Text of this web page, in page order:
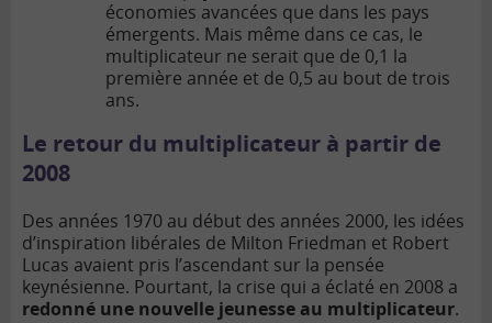
économies avancées que dans les pays
émergents. Mais même dans ce cas, le
multiplicateur ne serait que de 0,1 la
première année et de 0,5 au bout de trois
ans.
Le retour du multiplicateur à partir de
2008
Des années 1970 au début des années 2000, les idées
d’inspiration libérales de Milton Friedman et Robert
Lucas avaient pris l’ascendant sur la pensée
keynésienne. Pourtant, la crise qui a éclaté en 2008 a
redonné une nouvelle jeunesse au multiplicateur.